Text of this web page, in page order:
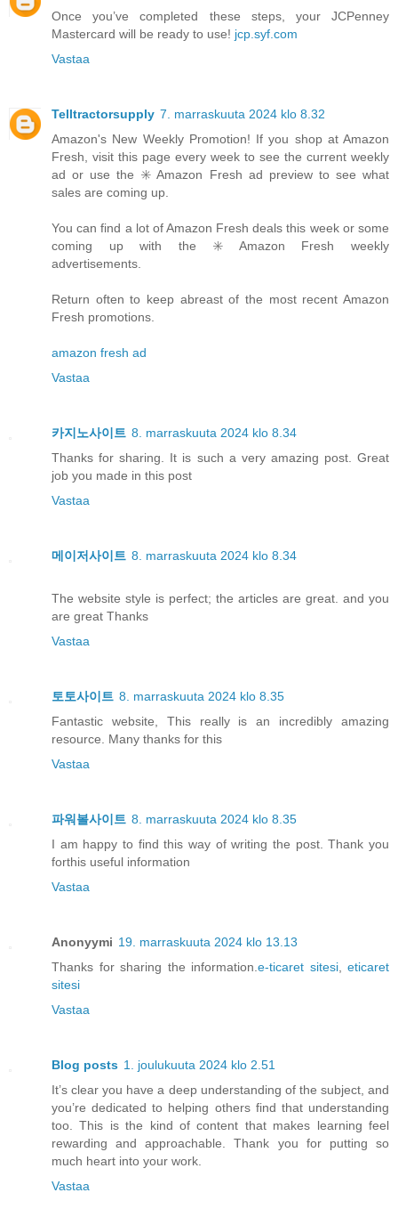
Once you’ve completed these steps, your JCPenney
Mastercard will be ready to use! jcp.syf.com
Vastaa
Telltractorsupply 7. marraskuuta 2024 klo 8.32
Amazon's New Weekly Promotion! If you shop at Amazon
Fresh, visit this page every week to see the current weekly
ad or use the ✳️ Amazon Fresh ad preview to see what
sales are coming up.
You can find a lot of Amazon Fresh deals this week or some
coming up with the ✳️ Amazon Fresh weekly
advertisements.
Return often to keep abreast of the most recent Amazon
Fresh promotions.
amazon fresh ad
Vastaa
카지노사이트 8. marraskuuta 2024 klo 8.34
Thanks for sharing. It is such a very amazing post. Great
job you made in this post
Vastaa
메이저사이트 8. marraskuuta 2024 klo 8.34
The website style is perfect; the articles are great. and you
are great Thanks
Vastaa
토토사이트 8. marraskuuta 2024 klo 8.35
Fantastic website, This really is an incredibly amazing
resource. Many thanks for this
Vastaa
파워볼사이트 8. marraskuuta 2024 klo 8.35
I am happy to find this way of writing the post. Thank you
forthis useful information
Vastaa
Anonyymi 19. marraskuuta 2024 klo 13.13
Thanks for sharing the information.e-ticaret sitesi, eticaret
sitesi
Vastaa
Blog posts 1. joulukuuta 2024 klo 2.51
It’s clear you have a deep understanding of the subject, and
you’re dedicated to helping others find that understanding
too. This is the kind of content that makes learning feel
rewarding and approachable. Thank you for putting so
much heart into your work.
Vastaa